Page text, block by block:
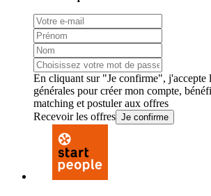
En cliquant sur "Je confirme", j'accepte
générales pour créer mon compte,
matching et postuler aux offres
Recevoir les offres Je confirme